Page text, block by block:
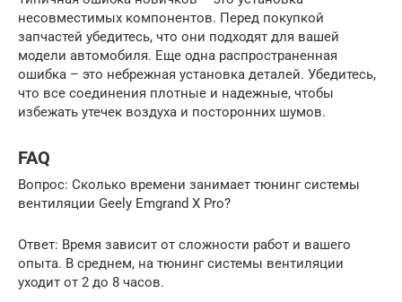
несовместимых компонентов. Перед покупкой
запчастей убедитесь, что они подходят для вашей
модели автомобиля. Еще одна распространенная
ошибка – это небрежная установка деталей. Убедитесь,
что все соединения плотные и надежные, чтобы
избежать утечек воздуха и посторонних шумов.
FAQ
Вопрос: Сколько времени занимает тюнинг системы
вентиляции Geely Emgrand X Pro?
Ответ: Время зависит от сложности работ и вашего
опыта. В среднем, на тюнинг системы вентиляции
уходит от 2 до 8 часов.